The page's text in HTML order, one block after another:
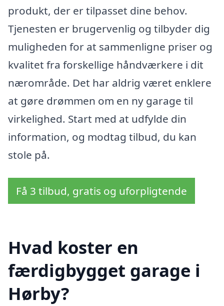
produkt, der er tilpasset dine behov.
Tjenesten er brugervenlig og tilbyder dig
muligheden for at sammenligne priser og
kvalitet fra forskellige håndværkere i dit
nærområde. Det har aldrig været enklere
at gøre drømmen om en ny garage til
virkelighed. Start med at udfylde din
information, og modtag tilbud, du kan
stole på.
Få 3 tilbud, gratis og uforpligtende
Hvad koster en
færdigbygget garage i
Hørby?